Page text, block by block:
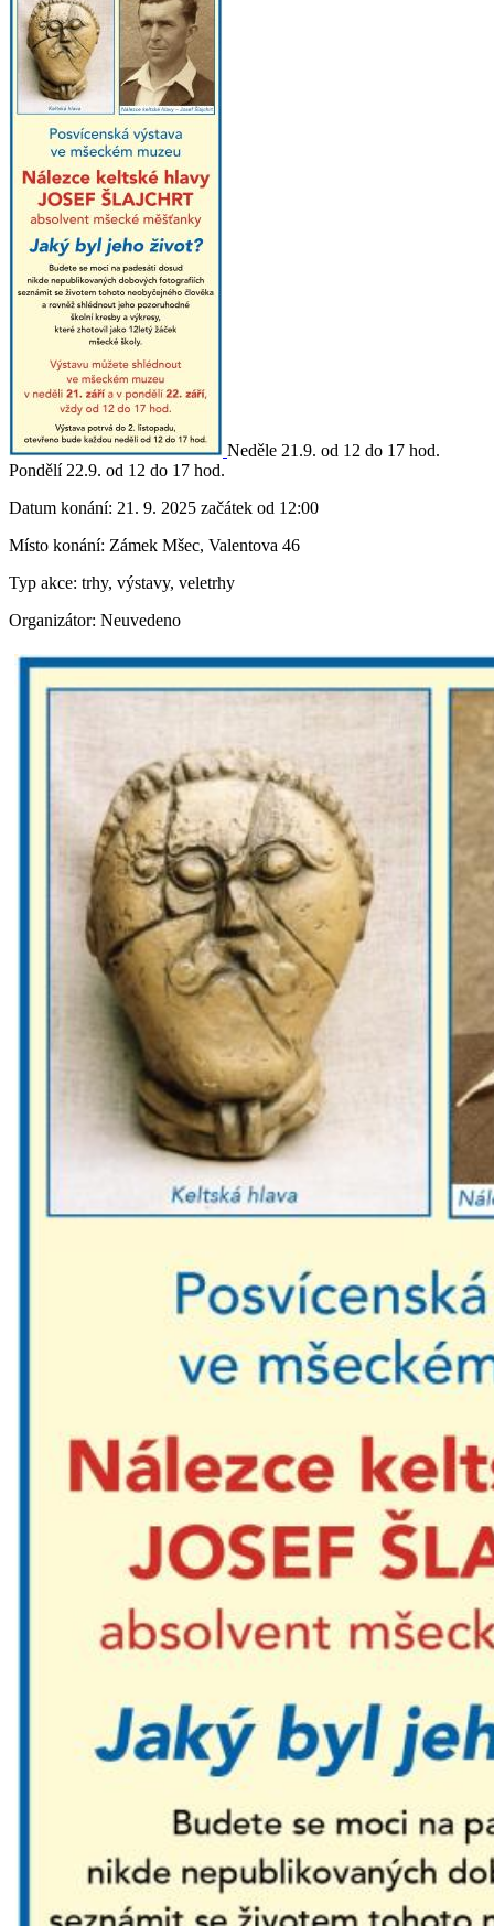
Neděle 21.9. od 12 do 17 hod.
Pondělí 22.9. od 12 do 17 hod.
Datum konání: 21. 9. 2025 začátek od 12:00
Místo konání: Zámek Mšec, Valentova 46
Typ akce: trhy, výstavy, veletrhy
Organizátor: Neuvedeno